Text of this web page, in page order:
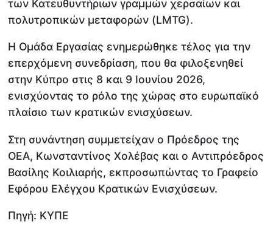
των Κατευθυντήριων γραμμών χερσαίων και
πολυτροπικών μεταφορών (LMTG).
Η Ομάδα Εργασίας ενημερώθηκε τέλος για την
επερχόμενη συνεδρίαση, που θα φιλοξενηθεί
στην Κύπρο στις 8 και 9 Ιουνίου 2026,
ενισχύοντας το ρόλο της χώρας στο ευρωπαϊκό
πλαίσιο των κρατικών ενισχύσεων.
Στη συνάντηση συμμετείχαν ο Πρόεδρος της
ΟΕΑ, Κωνσταντίνος Χολέβας και ο Αντιπρόεδρος
Βασίλης Κοιλιαρής, εκπροσωπώντας το Γραφείο
Εφόρου Ελέγχου Κρατικών Ενισχύσεων.
Πηγή: ΚΥΠΕ